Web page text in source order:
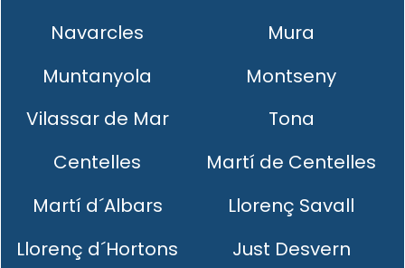
Navarcles
Mura
Muntanyola
Montseny
Vilassar de Mar
Tona
Centelles
Martí de Centelles
Martí d´Albars
Llorenç Savall
Llorenç d´Hortons
Just Desvern